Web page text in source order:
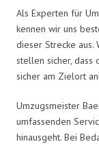
Als Experten für
kennen wir uns
dieser Strecke
stellen sicher, dass
sicher am Zielort
Umzugsmeister
umfassenden
hinausgeht. Bei